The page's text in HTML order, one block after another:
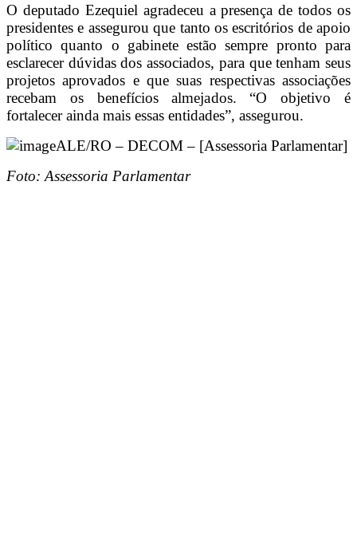
O deputado Ezequiel agradeceu a presença de todos os
presidentes e assegurou que tanto os escritórios de apoio
político quanto o gabinete estão sempre pronto para
esclarecer dúvidas dos associados, para que tenham seus
projetos aprovados e que suas respectivas associações
recebam os benefícios almejados. “O objetivo é
fortalecer ainda mais essas entidades”, assegurou.
ALE/RO – DECOM – [Assessoria Parlamentar]
Foto: Assessoria Parlamentar